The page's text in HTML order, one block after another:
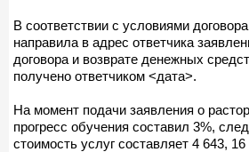
В соответствии с условиями
направила в адрес ответчика
договора и возврате денежных
получено ответчиком <дата>.
На момент подачи заявления о
прогресс обучения составил 3%,
стоимость услуг составляет 4 643,